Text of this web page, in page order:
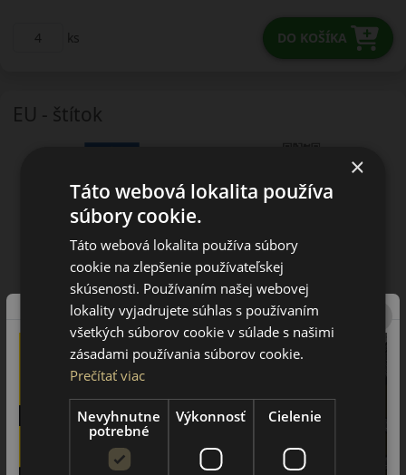
ks DO KOŠÍKA
EU - štítok
×
Táto webová lokalita používa
súbory cookie.
Táto webová lokalita používa súbory
cookie na zlepšenie používateľskej
skúsenosti. Používaním našej webovej
lokality vyjadrujete súhlas s používaním
všetkých súborov cookie v súlade s našimi
zásadami používania súborov cookie.
Prečítať viac
Nevyhnutne
potrebné
Výkonnosť Cielenie